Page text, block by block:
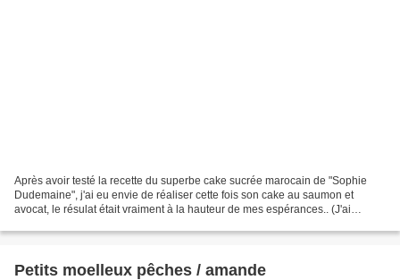
Après avoir testé la recette du superbe cake sucrée marocain de "Sophie
Dudemaine", j'ai eu envie de réaliser cette fois son cake au saumon et
avocat, le résulat était vraiment à la hauteur de mes espérances.. (J'ai
Petits moelleux pêches / amande